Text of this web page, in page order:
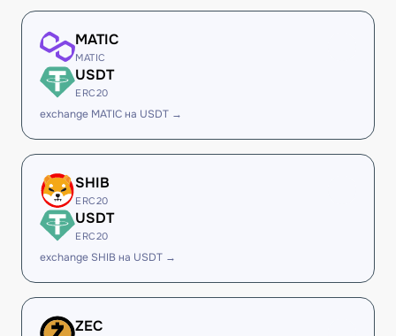
MATIC
MATIC
USDT
ERC20
exchange MATIC на USDT →
SHIB
ERC20
USDT
ERC20
exchange SHIB на USDT →
ZEC